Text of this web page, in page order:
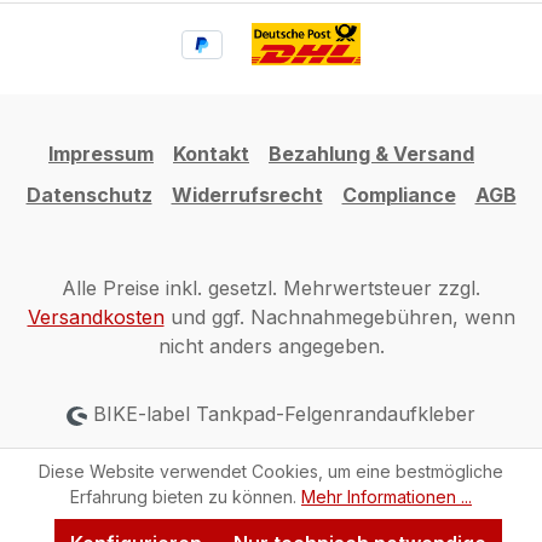
Impressum Kontakt
Bezahlung & Versand
Datenschutz
Widerrufsrecht Compliance AGB
Alle Preise inkl. gesetzl. Mehrwertsteuer zzgl.
Versandkostenund ggf. Nachnahmegebühren, wenn
nicht anders angegeben.
BIKE-label Tankpad-Felgenrandaufkleber
Diese Website verwendet Cookies, um eine bestmögliche
Erfahrung bieten zu können. Mehr Informationen ...